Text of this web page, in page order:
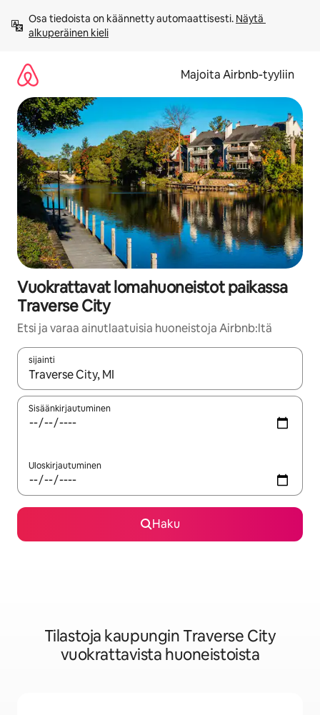
sisältö
väliin
Osa tiedoista on käännetty automaattisesti. Näytä
alkuperäinen kieli
Majoita Airbnb-tyyliin
Vuokrattavat lomahuoneistot paikassa
Traverse City
Etsi ja varaa ainutlaatuisia huoneistoja Airbnb:ltä
sijainti
Kun tulokset ovat saatavilla, navigoi ylös- ja alas-
Sisäänkirjautuminen
Uloskirjautuminen
Haku
Tilastoja kaupungin Traverse City
vuokrattavista huoneistoista